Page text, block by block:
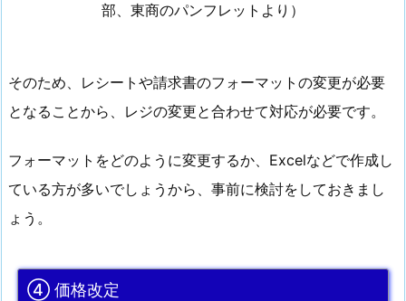
部、東商のパンフレットより）
そのため、レシートや請求書のフォーマットの変更が必要
となることから、レジの変更と合わせて対応が必要です。
フォーマットをどのように変更するか、Excelなどで作成し
ている方が多いでしょうから、事前に検討をしておきまし
ょう。
④ 価格改定